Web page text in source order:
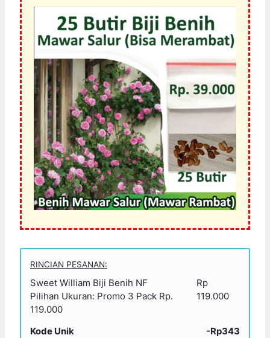
RINCIAN PESANAN:
Sweet William Biji Benih NF
Pilihan Ukuran: Promo 3 Pack Rp.
119.000
Rp
119.000
Kode Unik -Rp343